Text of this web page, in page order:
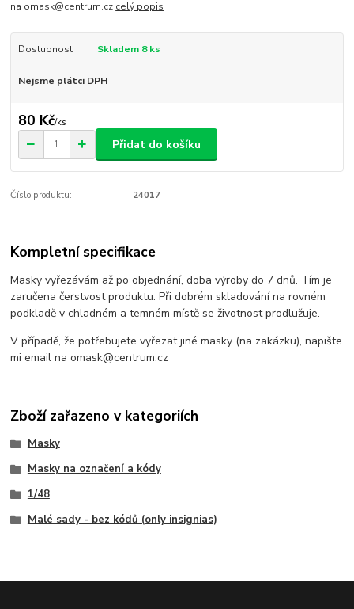
na omask@centrum.cz celý popis
Dostupnost Skladem 8 ks
Nejsme plátci DPH
80 Kč/ks
Přidat do košíku
Číslo produktu: 24017
Kompletní specifikace
Masky vyřezávám až po objednání, doba výroby do 7 dnů. Tím je
zaručena čerstvost produktu. Při dobrém skladování na rovném
podkladě v chladném a temném místě se životnost prodlužuje.
V případě, že potřebujete vyřezat jiné masky (na zakázku), napište
mi email na omask@centrum.cz
Zboží zařazeno v kategoriích
Masky
Masky na označení a kódy
1/48
Malé sady - bez kódů (only insignias)